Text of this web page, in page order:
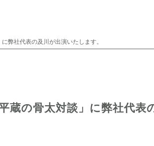
弊社代表の及川が出演いたします。
蔵の骨太対談」に弊社代表